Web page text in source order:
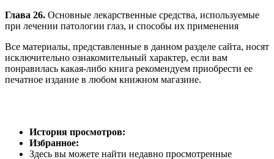
Глава 26. Основные лекарственные средства, используемые
при лечении патологии глаз, и способы их применения
Все материалы, представленные в данном разделе сайта, носят
исключительно ознакомительный характер, если вам
понравилась какая-либо книга рекомендуем приобрести ее
печатное издание в любом книжном магазине.
История просмотров:
Избранное:
Здесь вы можете найти недавно просмотренные